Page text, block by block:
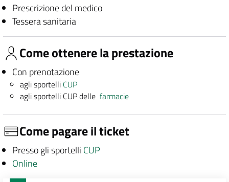
Prescrizione del medico
Tessera sanitaria
Come ottenere la prestazione
Con prenotazione
agli sportelli CUP
agli sportelli CUP dellefarmacie
Come pagare il ticket
Presso gli sportelli CUP
Online